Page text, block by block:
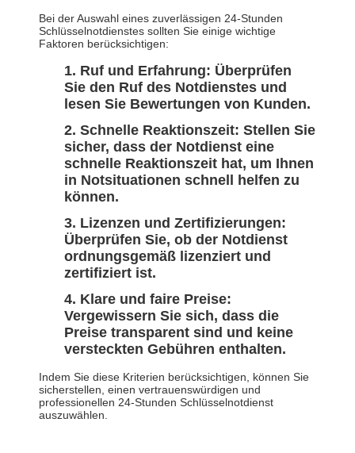
Bei der Auswahl eines zuverlässigen 24-Stunden
Schlüsselnotdienstes sollten Sie einige wichtige
Faktoren berücksichtigen:
Ruf und Erfahrung: Überprüfen
Sie den Ruf des Notdienstes und
lesen Sie Bewertungen von Kunden.
Schnelle Reaktionszeit: Stellen Sie
sicher, dass der Notdienst eine
schnelle Reaktionszeit hat, um Ihnen
in Notsituationen schnell helfen zu
können.
Lizenzen und Zertifizierungen:
Überprüfen Sie, ob der Notdienst
ordnungsgemäß lizenziert und
zertifiziert ist.
Klare und faire Preise:
Vergewissern Sie sich, dass die
Preise transparent sind und keine
versteckten Gebühren enthalten.
Indem Sie diese Kriterien berücksichtigen, können Sie
sicherstellen, einen vertrauenswürdigen und
professionellen 24-Stunden Schlüsselnotdienst
auszuwählen.